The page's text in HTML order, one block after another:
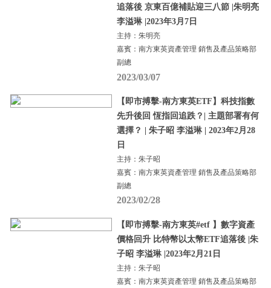
追落後 京東百億補貼迎三八節 |朱明亮
李溢琳 |2023年3月7日
主持：朱明亮
嘉賓：南方東英資產管理 銷售及產品策略部
副總
2023/03/07
【即市搏擊-南方東英ETF】科技指數
先升後回 恆指回追跌？| 主題部署有何
選擇？ | 朱子昭 李溢琳 | 2023年2月28
日
主持：朱子昭
嘉賓：南方東英資產管理 銷售及產品策略部
副總
2023/02/28
【即市搏擊-南方東英#etf 】數字資產
價格回升 比特幣以太幣ETF追落後 |朱
子昭 李溢琳 |2023年2月21日
主持：朱子昭
嘉賓：南方東英資產管理 銷售及產品策略部